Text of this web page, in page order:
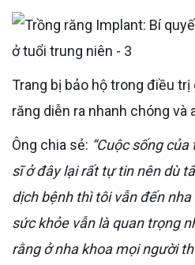
Trang bị bảo hộ trong điều trị giúp quá trình trồng
răng diễn ra nhanh chóng và
Ông chia sẻ: “Cuộc sống
sĩ ở đây lại rất tự tin nên dù
dịch bệnh thì tôi vẫn đến
sức khỏe vẫn là quan trọng
rằng ở nha khoa mọi người